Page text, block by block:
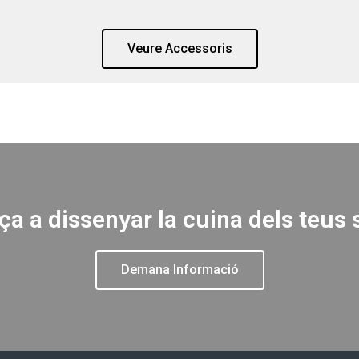
Veure Accessoris
a dissenyar la cuina dels teus
Demana Informació